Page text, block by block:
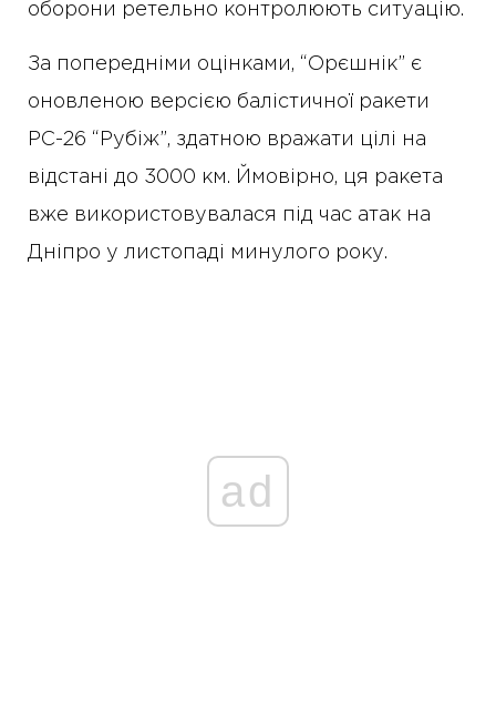
оборони ретельно контролюють ситуацію.
За попередніми оцінками, “Орєшнік” є
оновленою версією балістичної ракети
РС-26 “Рубіж”, здатною вражати цілі на
відстані до 3000 км. Ймовірно, ця ракета
вже використовувалася під час атак на
Дніпро у листопаді минулого року.
ad